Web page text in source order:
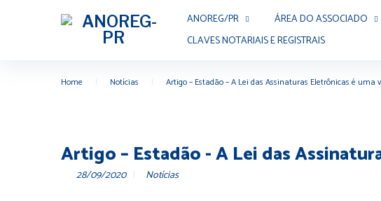
ANOREG/PR ÁREA DO ASSOCIADO
CLAVES NOTARIAIS E REGISTRAIS
Home Notícias Artigo – Estadão – A Lei das Assinaturas Eletrônicas é uma
Artigo – Estadão - A Lei das
28/09/2020 Notícias